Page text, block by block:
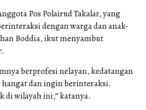
Pos Polairud Takalar, yang
dengan warga dan anak-
Boddia, ikut menyambut
berprofesi nelayan, kedatangan
dan ingin berinteraksi.
di wilayah ini,” katanya.